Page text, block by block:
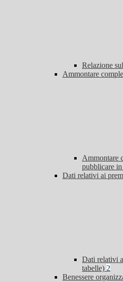
Relazione
Ammontare
Ammontare
pubblicare
Dati relativi ai
Dati relativi
tabelle) 2
Benessere